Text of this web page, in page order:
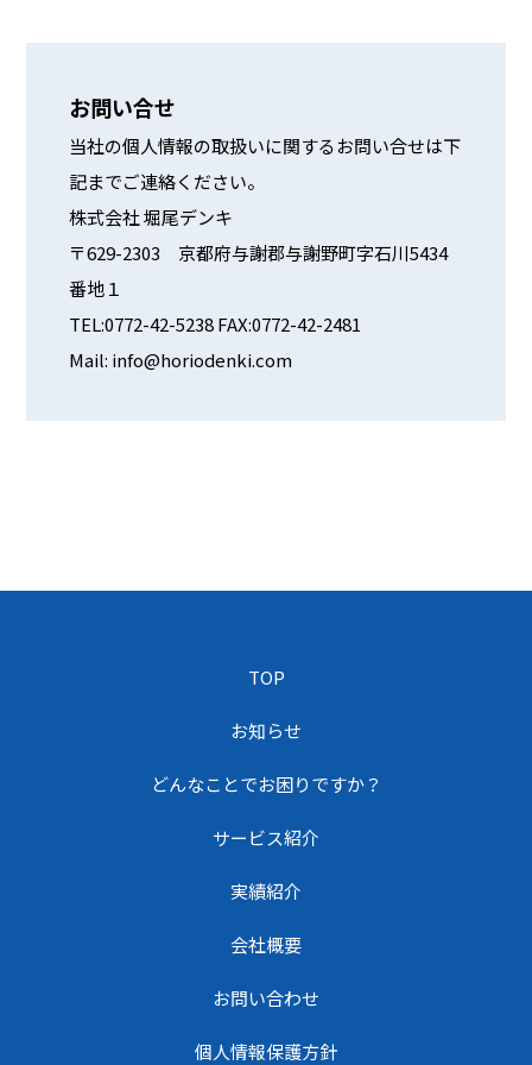
お問い合せ
当社の個人情報の取扱いに関するお問い合せは下
記までご連絡ください。
株式会社 堀尾デンキ
〒629-2303 京都府与謝郡与謝野町字石川5434
番地１
TEL:0772-42-5238 FAX:0772-42-2481
Mail: info@horiodenki.com
TOP
お知らせ
どんなことでお困りですか？
サービス紹介
実績紹介
会社概要
お問い合わせ
個人情報保護方針